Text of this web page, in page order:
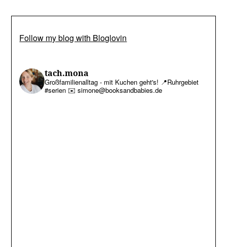
Follow my blog with Bloglovin
tach.mona
Großfamilienalltag - mit Kuchen geht's! 📍Ruhrgebiet
#serien ✉️ simone@booksandbabies.de